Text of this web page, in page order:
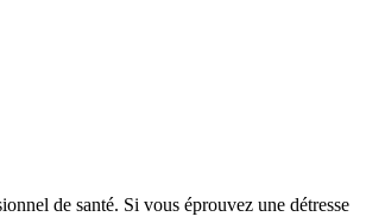
de santé. Si vous éprouvez une détresse